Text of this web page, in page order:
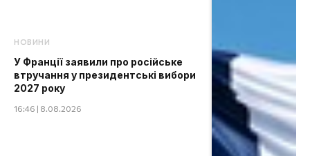
НОВИНИ
У Франції заявили про російське
втручання у президентські вибори
2027 року
16:46 | 8.08.2026